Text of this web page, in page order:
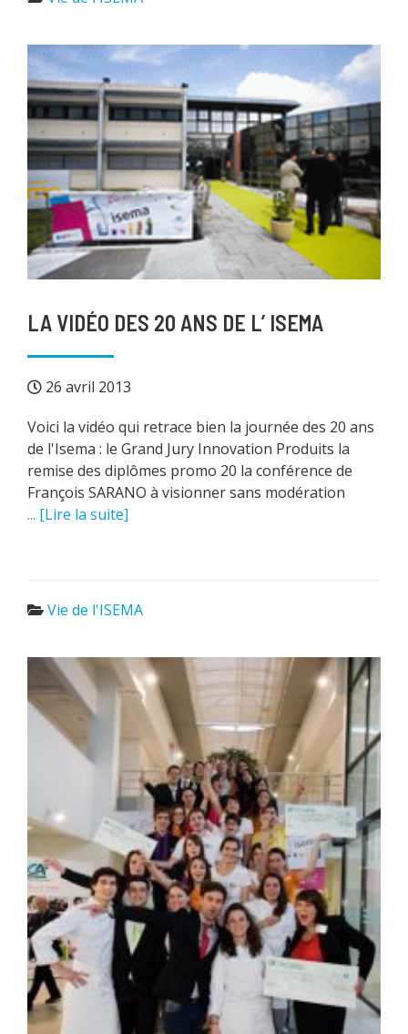
LA VIDÉO DES 20 ANS DE L’ ISEMA
26 avril 2013
Voici la vidéo qui retrace bien la journée des 20 ans
de l'Isema : le Grand Jury Innovation Produits la
remise des diplômes promo 20 la conférence de
François SARANO à visionner sans modération
... [Lire la suite]
Vie de l'ISEMA